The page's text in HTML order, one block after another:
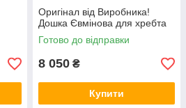
Оригінал від Виробника!
Дошка Євмінова для хребта
Готово до відправки
8 050 ₴
Купити